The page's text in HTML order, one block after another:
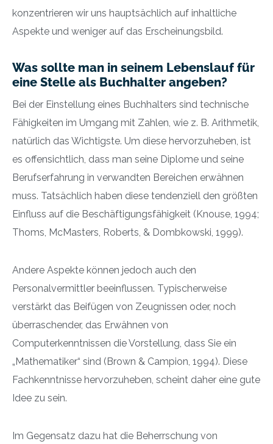
konzentrieren wir uns hauptsächlich auf inhaltliche
Aspekte und weniger auf das Erscheinungsbild.
Was sollte man in seinem Lebenslauf für
eine Stelle als Buchhalter angeben?
Bei der Einstellung eines Buchhalters sind technische
Fähigkeiten im Umgang mit Zahlen, wie z. B. Arithmetik,
natürlich das Wichtigste. Um diese hervorzuheben, ist
es offensichtlich, dass man seine Diplome und seine
Berufserfahrung in verwandten Bereichen erwähnen
muss. Tatsächlich haben diese tendenziell den größten
Einfluss auf die Beschäftigungsfähigkeit (Knouse, 1994;
Thoms, McMasters, Roberts, & Dombkowski, 1999).
Andere Aspekte können jedoch auch den
Personalvermittler beeinflussen. Typischerweise
verstärkt das Beifügen von Zeugnissen oder, noch
überraschender, das Erwähnen von
Computerkenntnissen die Vorstellung, dass Sie ein
„Mathematiker“ sind (Brown & Campion, 1994). Diese
Fachkenntnisse hervorzuheben, scheint daher eine gute
Idee zu sein.
Im Gegensatz dazu hat die Beherrschung von